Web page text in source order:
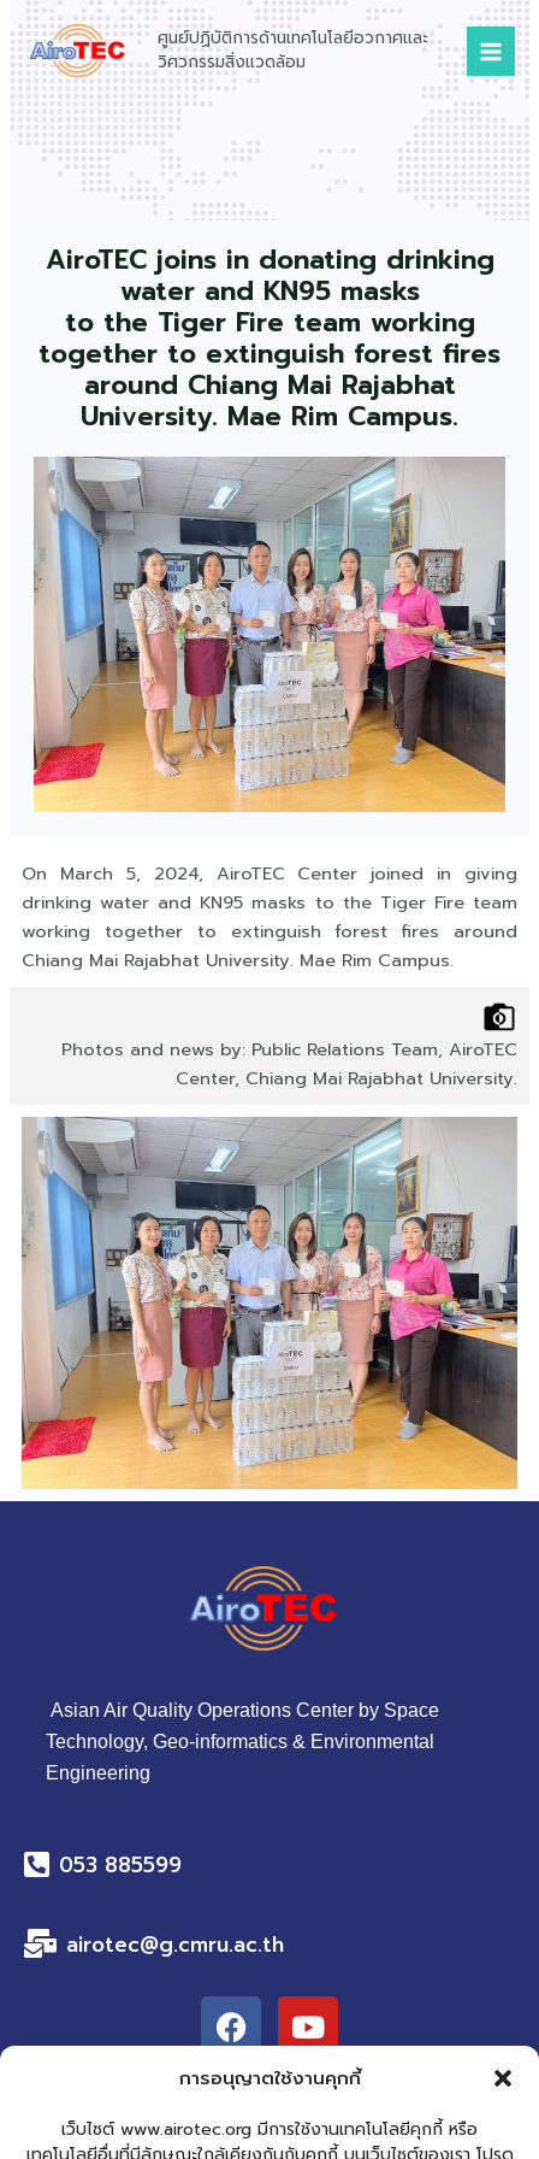
การอนุญาตใช้งานคุกกี้
เว็บไซต์ www.airotec.org มีการใช้งานเทคโนโลยีคุกกี้ หรือ
content
ศูนย์ปฏิบัติการด้านเทคโนโลยีอวกาศและ
วิศวกรรมสิ่งแวดล้อม
AiroTEC joins in donating drinking
water and KN95 masks
to the Tiger Fire team working
together to extinguish forest fires
around Chiang Mai Rajabhat
University. Mae Rim Campus.
On March 5, 2024, AiroTEC Center joined in giving
drinking water and KN95 masks to the Tiger Fire team
working together to extinguish forest fires around
Chiang Mai Rajabhat University. Mae Rim Campus.
Photos and news by: Public Relations Team, AiroTEC
Center, Chiang Mai Rajabhat University.
Asian Air Quality Operations Center by Space
Technology, Geo-informatics & Environmental
Engineering
053 885599
airotec@g.cmru.ac.th
F
a
c
e
b
Y
o
u
u
Address: